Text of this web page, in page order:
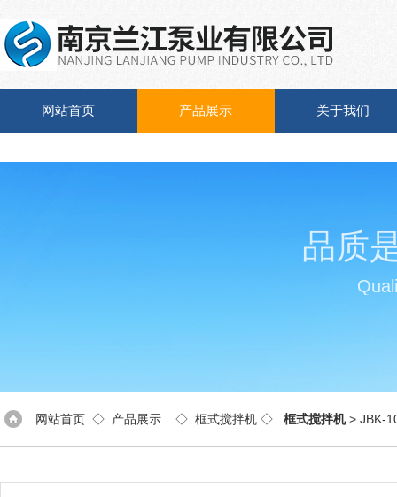
网站首页 产品展示 关于我们
品质
网站首页 ◇ 产品展示 ◇ 框式搅拌机 ◇ 框式搅拌机> JBK-